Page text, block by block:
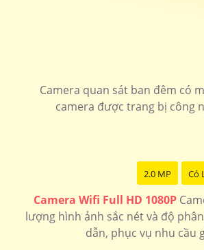
Camera quan sát ban đêm có
camera được trang bị công
2.0 MP Có
Camera Wifi Full HD 1080P
lượng hình ảnh sắc nét và độ
dẫn, phục vụ nhu cầu